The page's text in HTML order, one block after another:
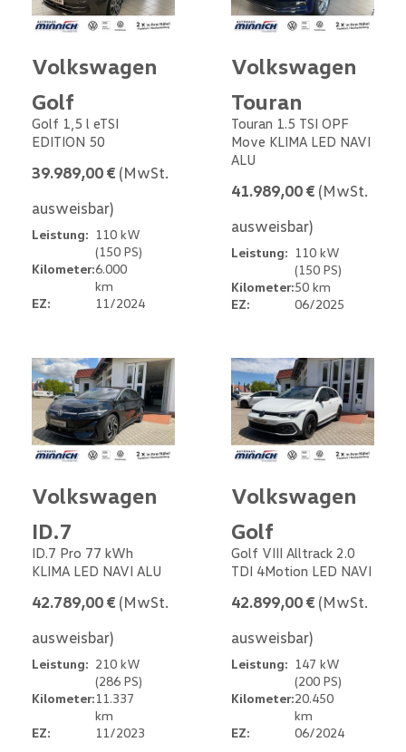
Volkswagen
Golf
Golf 1,5 l eTSI
EDITION 50
39.989,00 € (MwSt.
ausweisbar)
Leistung: 110 kW
(150 PS)
Kilometer:6.000
km
EZ:
11/2024
Volkswagen
Touran
Touran 1.5 TSI OPF
Move KLIMA LED NAVI
ALU
41.989,00 € (MwSt.
ausweisbar)
Leistung: 110 kW
(150 PS)
Kilometer:50 km
EZ:
06/2025
Volkswagen
ID.7
ID.7 Pro 77 kWh
KLIMA LED NAVI ALU
42.789,00 € (MwSt.
ausweisbar)
Leistung: 210 kW
(286 PS)
Kilometer:11.337
km
EZ:
11/2023
Volkswagen
Golf
Golf VIII Alltrack 2.0
TDI 4Motion LED NAVI
42.899,00 € (MwSt.
ausweisbar)
Leistung: 147 kW
(200 PS)
Kilometer:20.450
km
EZ:
06/2024